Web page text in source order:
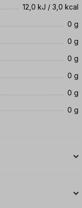
12,0 kJ / 3,0 kcal
0 g
0 g
0 g
0 g
0 g
0 g